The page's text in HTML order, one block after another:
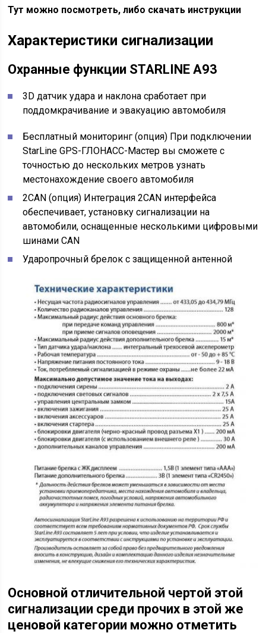
Тут можно посмотреть, либо скачать инструкции
Характеристики сигнализации
Охранные функции STARLINE A93
3D датчик удара и наклона сработает при
поддомкрачивание и эвакуацию автомобиля
Бесплатный мониторинг (опция) При подключении
StarLine GPS-ГЛОНАСС-Мастер вы сможете с
точностью до нескольких метров узнать
местонахождение своего автомобиля
2CAN (опция) Интеграция 2CAN интерфейса
обеспечивает, установку сигнализации на
автомобили, оснащенные несколькими цифровыми
шинами CAN
Ударопрочный брелок с защищенной антенной
Основной отличительной чертой этой
сигнализации среди прочих в этой же
ценовой категории можно отметить